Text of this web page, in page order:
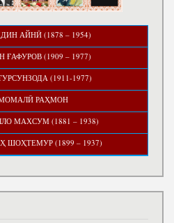
АЙНӢ (1878 – 1954)
ҒАФУРОВ (1909 – 1977)
(1911-1977)
РАҲМОН
МАХСУМ (1881 – 1938)
(1899 – 1937)